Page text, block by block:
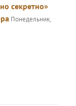
секретно»
Понедельник,